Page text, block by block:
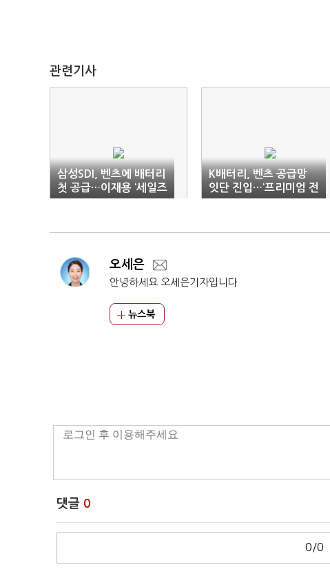
관련기사
삼성SDI, 벤츠에 배터리
첫 공급…이재용 ‘세일즈
효과’
K배터리, 벤츠 공급망
잇단 진입…‘프리미엄 전
략’ 주효
오세은
안녕하세요 오세은기자입니다
뉴스북
댓글 0
0/0